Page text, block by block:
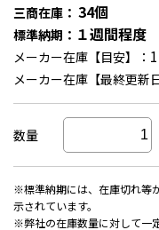
三商在庫： 34個
標準納期： １週間程度
メーカー在庫【目安】：
メーカー在庫【最終更新
数量
※標準納期には、在庫切れ等
示されています。
※弊社の在庫数量に対して一